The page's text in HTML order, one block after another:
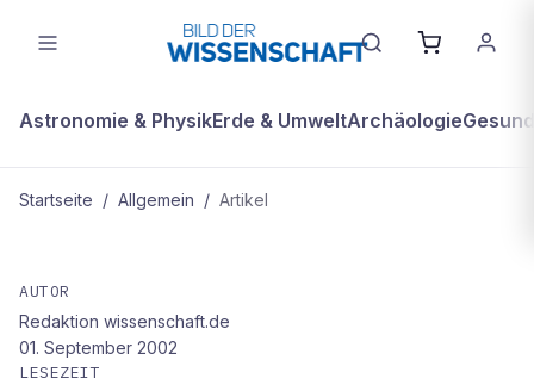
Astronomie & PhysikErde & UmweltArchäologie
Startseite / Allgemein / Artikel
Europas Urfluss
AUTOR
Redaktion wissenschaft.de
01. September 2002
LESEZEIT